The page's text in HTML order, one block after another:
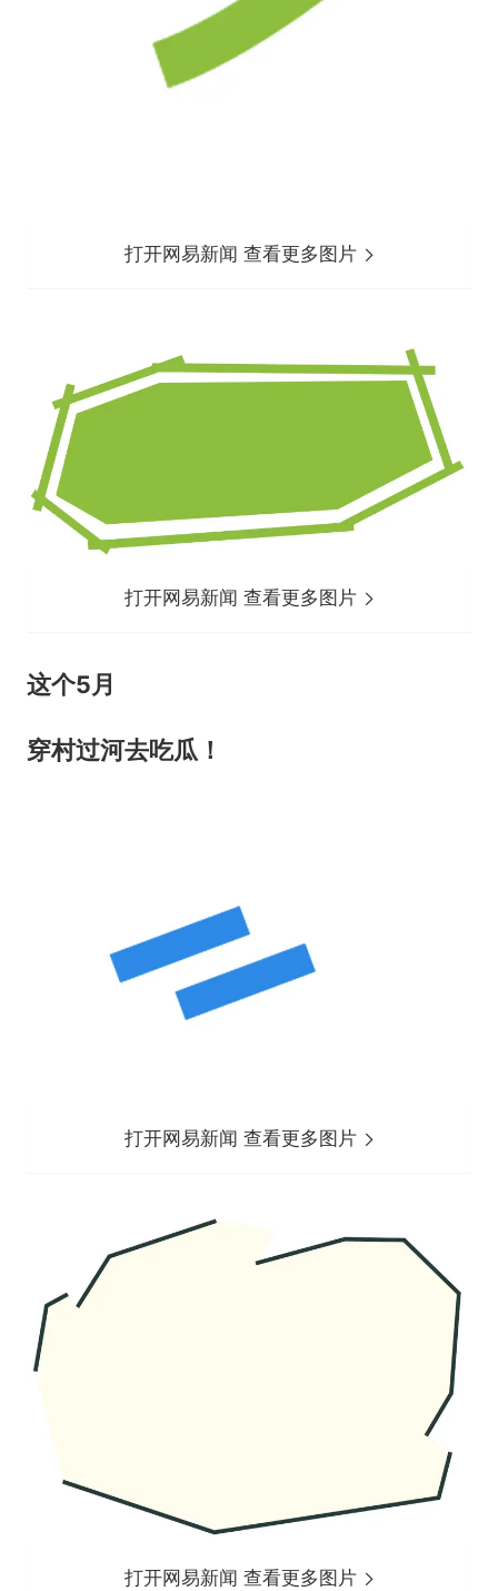
打开网易新闻 查看更多图片
打开网易新闻 查看更多图片
这个5月
穿村过河去吃瓜！
打开网易新闻 查看更多图片
打开网易新闻 查看更多图片